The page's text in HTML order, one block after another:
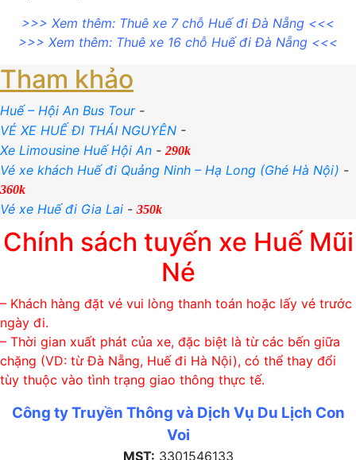
>>> Xem thêm: Thuê xe 7 chỗ Huế đi Đà Nẵng <<<
>>> Xem thêm: Thuê xe 16 chỗ Huế đi Đà Nẵng <<<
Tham khảo
Huế – Hội An Bus Tour-
VÉ XE HUẾ ĐI THÁI NGUYÊN -
Xe Limousine Huế Hội An -290k
Vé xe khách Huế đi Quảng Ninh – Hạ Long (Ghé Hà Nội) -
360k
Vé xe Huế đi Gia Lai - 350k
Chính sách tuyến xe Huế Mũi
Né
– Khách hàng đặt vé vui lòng thanh toán hoặc lấy vé trước
ngày đi.
– Thời gian xuất phát của xe, đặc biệt là từ các bến giữa
chặng (VD: từ Đà Nẵng, Huế đi Hà Nội), có thể thay đổi
tùy thuộc vào tình trạng giao thông thực tế.
Công ty Truyền Thông và Dịch Vụ Du Lịch Con
Voi
MST: 3301546133